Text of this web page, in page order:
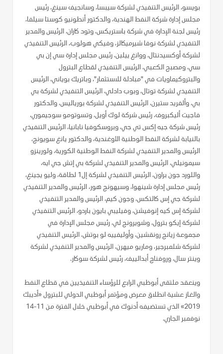
بويسو، الرئيس التنفيذي لشركة سيبسا، وسانجيف سينغ، رئيس
مجلس إدارة شركة النفط الهندية، والدكتور أنطونيو كوستا سيلفا،
رئيس لجنة الإدارة في شركة باستريكس، وتود كاران، الرئيس والمدير
التنفيذي لشركة نوفا شيرميكالز، وفيكي هولوب، الرئيس التنفيذي
لشركة أوكسيدنتال، ووانغ ييلين، رئيس مجلس إدارة سي إن بي
سي، ومصبح الكعبي، الرئيس التنفيذي لقطاع البترول
والبتروكيماويات في "مبادلة للاستثمار"، وباتريك بوياني، الرئيس
التنفيذي لشركة توتال، وبوب دادلي، الرئيس التنفيذي لشركة بي
بي، وألفريد ستيرن، الرئيس التنفيذي لشركة بورياليس، والدكتور
فاجيت أليكبروف، رئيس شركة لوك أويل، وتسوتومو سوجيموري،
رئيس شركة جيه إكس تي جي، وبروسكوفيا نابانيا، الرئيس التنفيذي
بالنيابة لشركة النفط الوطنية الأوغندية، والدكتور يانغ سويونج،
الرئيس والمدير التنفيذي لشركة النفط الوطنية الكورية، ولورينزو
سيمونيلي، الرئيس والمدير التنفيذي لشركة بي إتش جي ايه،
واللورد جون براون، الرئيس التنفيذي لشركة إل1 لطاقة، وليو يجينغ،
رئيس مجلس إدارة شينهوا، وسيهونج هور، الرئيس والمدير التنفيذي
لشركة جي إس كالتكس، وجون كيم، الرئيس والمدير التنفيذي
لشركة إس كيه إنوفيشن، وفيليبي بايون باردو، الرئيس التنفيذي
لشركة إيكو بترول، وشويرونج لي، رئيس مجلس الإدارة في
مجموعة زيانج رونقشين، وأوليفييه لو بوتش، الرئيس التنفيذي
لشركة شلمبرجير، وماريو ميهرن، الرئيس والمدير التنفيذي لشركة
وينتر سال، وروفناج أبدالييف، رئيس لشركة سوكار.
وينعقد ملتقى أبوظبي الرابع للرؤساء التنفيذيين في قطاع النفط
والغاز عشية انطلاق معرض ومؤتمر أبوظبي الدولي للبترول «أديبك
2019» الذي تستضيفه أدنوك في أبوظبي خلال الفترة من 11-14
نوفمبر الجاري.